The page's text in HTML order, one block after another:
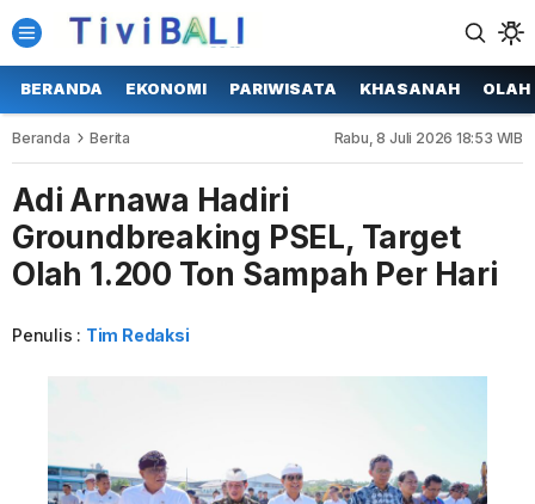
BERANDA EKONOMI PARIWISATA KHASANAH OLAH
Beranda Berita Rabu, 8 Juli 2026 18:53 WIB
Adi Arnawa Hadiri
Groundbreaking PSEL, Target
Olah 1.200 Ton Sampah Per Hari
Penulis : Tim Redaksi